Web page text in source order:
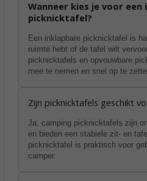
Wanneer kies je voor een
picknicktafel?
Een inklapbare picknicktafel is
ruimte hebt of de tafel wilt
picknicktafels en opvouwbare
mee te nemen en snel op te
Zijn picknicktafels geschikt
Ja, camping picknicktafels zijn
en bieden een stabiele zit- en
picknicktafel is praktisch voor
camper.